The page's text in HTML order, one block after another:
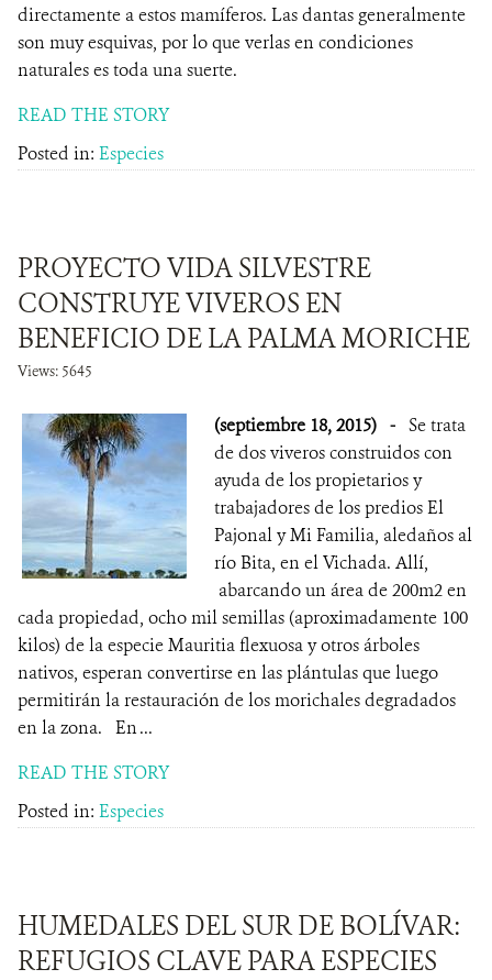
directamente a estos mamíferos. Las dantas generalmente
son muy esquivas, por lo que verlas en condiciones
naturales es toda una suerte.
READ THE STORY
Posted in: Especies
PROYECTO VIDA SILVESTRE
CONSTRUYE VIVEROS EN
BENEFICIO DE LA PALMA MORICHE
Views: 5645
(septiembre 18, 2015) - Se trata
de dos viveros construidos con
ayuda de los propietarios y
trabajadores de los predios El
Pajonal y Mi Familia, aledaños al
río Bita, en el Vichada. Allí,
abarcando un área de 200m2 en
cada propiedad, ocho mil semillas (aproximadamente 100
kilos) de la especie Mauritia flexuosa y otros árboles
nativos, esperan convertirse en las plántulas que luego
permitirán la restauración de los morichales degradados
en la zona. En ...
READ THE STORY
Posted in: Especies
HUMEDALES DEL SUR DE BOLÍVAR:
REFUGIOS CLAVE PARA ESPECIES